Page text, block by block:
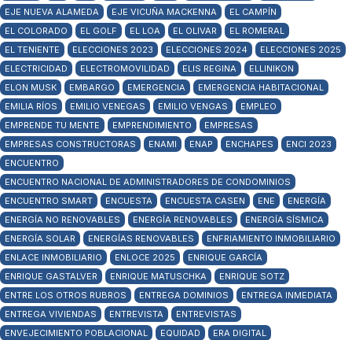
EJE NUEVA ALAMEDA
EJE VICUÑA MACKENNA
EL CAMPÍN
EL COLORADO
EL GOLF EL LOA EL OLIVAR
EL ROMERAL
EL TENIENTE
ELECCIONES 2023 ELECCIONES 2024
ELECCIONES 2025
ELECTRICIDAD
ELECTROMOVILIDAD ELIS REGINA
ELLINIKON
ELON MUSK
EMBARGO EMERGENCIA
EMERGENCIA HABITACIONAL
EMILIA RÍOS
EMILIO VENEGAS EMILIO VENGAS
EMPLEO
EMPRENDE TU MENTE
EMPRENDIMIENTO
EMPRESAS
EMPRESAS CONSTRUCTORAS
ENAMI ENAP ENCHAPES
ENCI 2023
ENCUENTRO
ENCUENTRO NACIONAL DE ADMINISTRADORES DE CONDOMINIOS
ENCUENTRO SMART
ENCUESTA ENCUESTA CASEN ENE
ENERGÍA
ENERGÍA NO RENOVABLES
ENERGÍA RENOVABLES
ENERGÍA SÍSMICA
ENERGÍA SOLAR
ENERGÍAS RENOVABLES
ENFRIAMIENTO INMOBILIARIO
ENLACE INMOBILIARIO
ENLOCE 2025
ENRIQUE GARCÍA
ENRIQUE GASTALVER
ENRIQUE MATUSCHKA
ENRIQUE SOTZ
ENTRE LOS OTROS RUBROS
ENTREGA DOMINIOS
ENTREGA INMEDIATA
ENTREGA VIVIENDAS
ENTREVISTA
ENTREVISTAS
ENVEJECIMIENTO POBLACIONAL
EQUIDAD
ERA DIGITAL